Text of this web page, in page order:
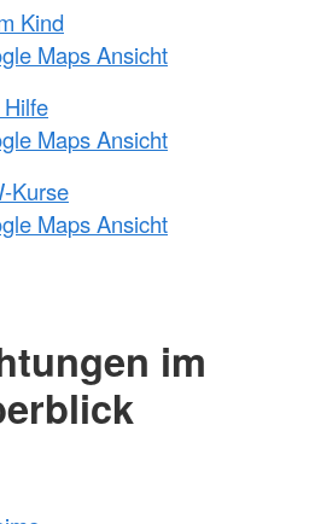
Kind
Maps Ansicht
Maps Ansicht
Kurse
Maps Ansicht
im